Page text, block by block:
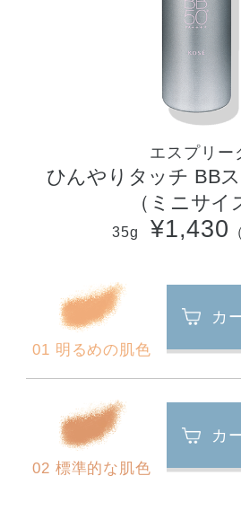
エスプリー
ひんやりタッチ BB
（ミニサイ
35g ¥1,430
01 明るめの肌色
カ
02 標準的な肌色
カ